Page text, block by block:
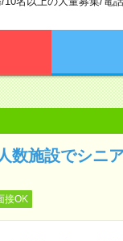
数施設でシニ
接OK